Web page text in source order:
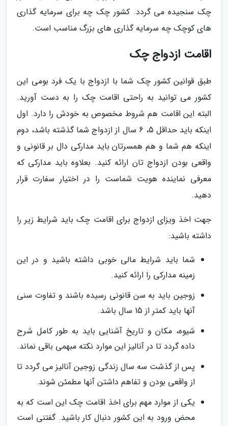
چک سنجیده می گردد. کشور چک چه برای سرمایه گذاری
های کوچک چه سرمایه گذاری های بزرگ مناسب است.
اقامت ازدواج چک
طبق قوانین کشور چک شما با ازدواج با یک فرد بومی این
کشور می توانید به راحتی اقامت چک را به دست آورید.
البته این اقامت هم شروط مخصوص به خودش را دارد. اول
اینکه باید حداقل 5، 6 سال از ازدواج شما گذشته باشد، دوم
اینکه هم شما و هم همسرتان باید مدارکی دال بر قانونی و
واقعی بودن ازدواج تان ارائه کنید. بعلاوه باید مدارکی که
معرفی نماینده هویت شماست را در اختیار سفارت قرار
دهید.
جهت اخذ ویزای ازدواج برای اقامت چک باید شرایط زیر را
داشته باشید:
شما باید شرایط مالی خوبی داشته باشید و در این
زمینه مدارکی را ارائه کنید.
زوجین باید به سن قانونی رسیده باشند و تفاوت سنی
آنها باید کمتر از 15 سال باشد.
شیوه، مکان و تاریخ آشنایی باید به طور کامل شرح
داده گردد تا در آنالیز این موارد نکته مبهمی باقی نماند.
پس از گذشت سه سال زندگی زوجین آنالیز می گردد تا
از واقعی بودن و تفاهم داشتن آنها مطمئن شوند.
یکی از موارد مهم برای اخذ اقامت چک این است که به
محض ورود به این کشور دنبال کار باشید. گفتنی است